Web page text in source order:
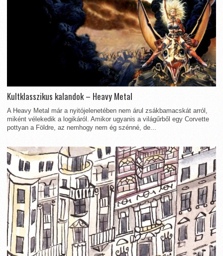
Kultklasszikus kalandok – Heavy Metal
A Heavy Metal már a nyitójelenetében nem árul zsákbamacskát arról,
miként vélekedik a logikáról. Amikor ugyanis a világűrből egy Corvette
pottyan a Földre, az nemhogy nem ég szénné, de...